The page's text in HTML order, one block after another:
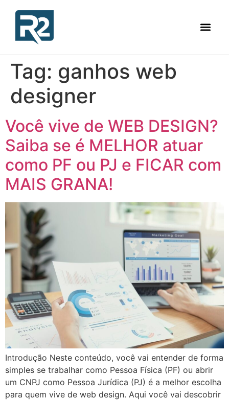
Tag: ganhos web
designer
Você vive de WEB DESIGN?
Saiba se é MELHOR atuar
como PF ou PJ e FICAR com
MAIS GRANA!
Introdução Neste conteúdo, você vai entender de forma
simples se trabalhar como Pessoa Física (PF) ou abrir
um CNPJ como Pessoa Jurídica (PJ) é a melhor escolha
para quem vive de web design. Aqui você vai descobrir